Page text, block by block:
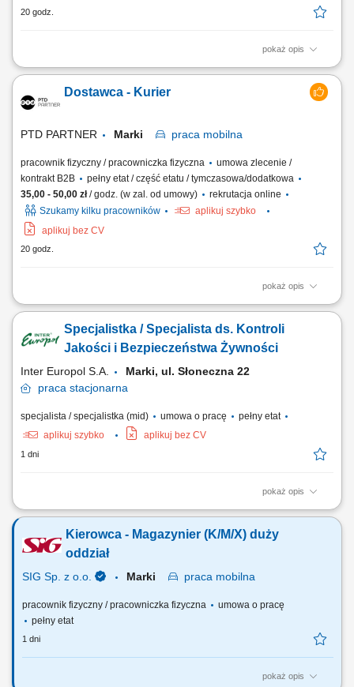
20 godz.
pokaż opis
Opis stanowiska Obsługa maszyn i urządzeń wykorzystywanych w
obowiązującymi standardami. Kontrola jakości wytwarzanych
produktów i zgłaszanie ewentualnych niezgodności. Utrzymywanie
Dostawca - Kurier
PTD PARTNER Marki praca mobilna
pracownik fizyczny / pracowniczka fizyczna
umowa zlecenie /
kontrakt B2B
pełny etat / część etatu / tymczasowa/dodatkowa
35,00 - 50,00 zł/ godz. (w zal. od umowy)
rekrutacja online
Szukamy kilku pracowników
aplikuj szybko
aplikuj bez CV
20 godz.
pokaż opis
Zakres obowiązków Odbieranie i dostarczanie posiłków/zakupów;
Utrzymywanie dobrych relacji z klientami;
Specjalistka / Specjalista ds. Kontroli
Jakości i Bezpieczeństwa Żywności
Inter Europol S.A.
Marki, ul. Słoneczna 22
praca stacjonarna
specjalista / specjalistka (mid) umowa o pracę
pełny etat
aplikuj szybko
aplikuj bez CV
1 dni
pokaż opis
Główne zadania: Bieżąca kontrola procesów produkcyjnych i
standardami jakości firmy. Wykonywanie pomiarów produktów gotowych
oraz oznaczeń fizykochemicznych surowców, półproduktów i wyrobów.
Kierowca - Magazynier (K/M/X) duży
oddział
SIG Sp. z o.o. Marki praca mobilna
pracownik fizyczny / pracowniczka fizyczna
umowa o pracę
pełny etat
1 dni
pokaż opis